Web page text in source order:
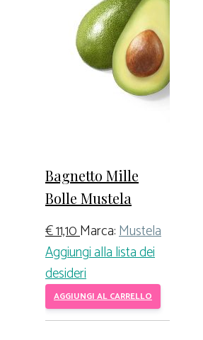
Bagnetto Mille
Bolle Mustela
€11,10Marca:Mustela
Aggiungi alla lista dei
desideri
AGGIUNGI AL CARRELLO